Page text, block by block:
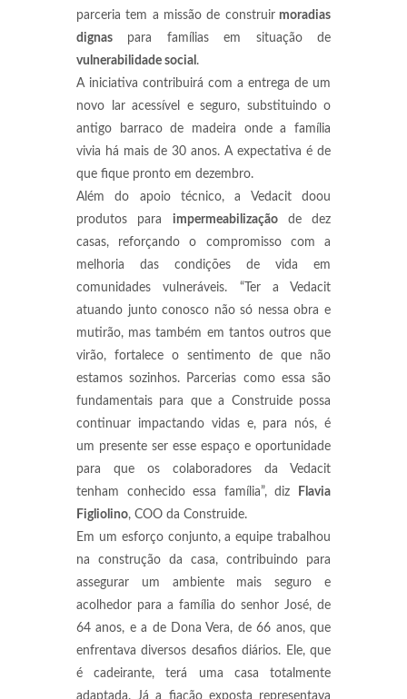
parceria tem a missão de construirmoradias
dignas para famílias em situação de
vulnerabilidade social .
A iniciativa contribuirá com a entrega de um
novo lar acessível e seguro, substituindo o
antigo barraco de madeira onde a família
vivia há mais de 30 anos. A expectativa é de
que fique pronto em dezembro.
Além do apoio técnico, a Vedacit doou
produtos para
impermeabilizaçãode dez
casas, reforçando o compromisso com a
melhoria das condições de vida em
comunidades vulneráveis. “Ter a Vedacit
atuando junto conosco não só nessa obra e
mutirão, mas também em tantos outros que
virão, fortalece o sentimento de que não
estamos sozinhos. Parcerias como essa são
fundamentais para que a Construide possa
continuar impactando vidas e, para nós, é
um presente ser esse espaço e oportunidade
para que os colaboradores da Vedacit
tenham conhecido essa família”, diz
Flavia
Figliolino, COO da Construide.
Em um esforço conjunto, a equipe trabalhou
na construção da casa, contribuindo para
assegurar um ambiente mais seguro e
acolhedor para a família do senhor José, de
64 anos, e a de Dona Vera, de 66 anos, que
enfrentava diversos desafios diários. Ele, que
é cadeirante, terá uma casa totalmente
adaptada. Já a fiação exposta representava